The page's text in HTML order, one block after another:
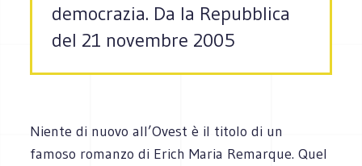
democrazia. Da la Repubblica
del 21 novembre 2005
Niente di nuovo all’Ovest è il titolo di un
famoso romanzo di Erich Maria Remarque. Quel